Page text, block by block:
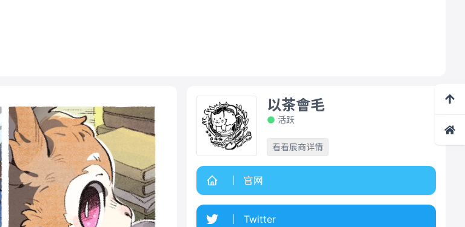
以茶會毛
活跃
看看展商详情
官网
Twitter